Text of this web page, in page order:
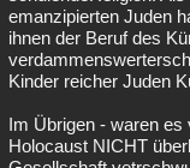
emanzipierten Juden
ihnen der Beruf des
Kinder reicher Juden
Im Übrigen - waren es
Holocaust NICHT